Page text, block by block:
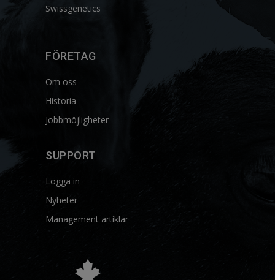
Swissgenetics
FÖRETAG
Om oss
Historia
Jobbmöjligheter
SUPPORT
Logga in
Nyheter
Management artiklar